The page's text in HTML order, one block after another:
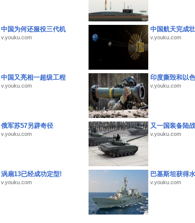
中国为何还服役三代机
v.youku.com
中国航天完成
v.youku.com
中国又亮相一超级工程
v.youku.com
印度撕毁和以
v.youku.com
俄军苏57另辟奇径
v.youku.com
又一国装备陆
v.youku.com
涡扇13已经成功定型!
v.youku.com
巴基斯坦获得
v.youku.com